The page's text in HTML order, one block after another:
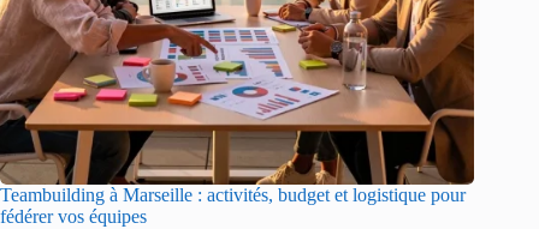
Teambuilding à Marseille : activités, budget et logistique pour
fédérer vos équipes